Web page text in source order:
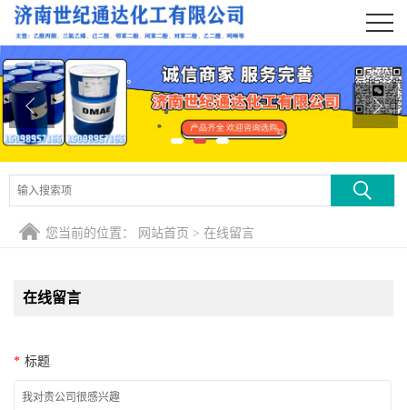
公司首页
公司介绍
公司动态
产品展厅
证书荣誉
您当前的位置： 网站首页 > 在线留言
在线留言
* 标题